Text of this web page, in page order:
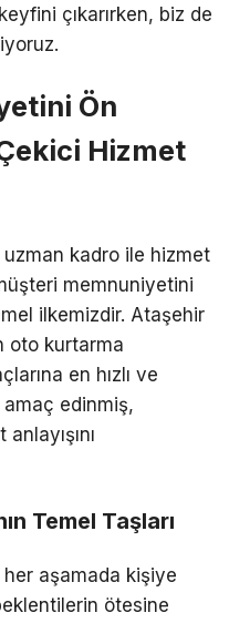
çıkarırken, biz de
Ön
Hizmet
kadro ile hizmet
memnuniyetini
ilkemizdir. Ataşehir
oto kurtarma
en hızlı ve
edinmiş,
Temel Taşları
her aşamada kişiye
ötesine